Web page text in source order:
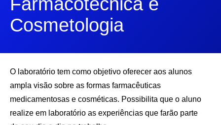
Cosmetologia
O laboratório tem como objetivo oferecer aos alunos
ampla visão sobre as formas farmacêuticas
medicamentosas e cosméticas. Possibilita que o aluno
realize em laboratório as experiências que farão parte